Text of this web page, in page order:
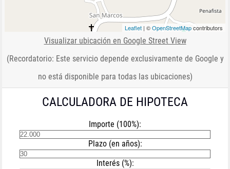
Leaflet | ©OpenStreetMapcontributors
Visualizar ubicación en Google Street View
(Recordatorio: Este servicio depende exclusivamente de Google y
no está disponible para todas las ubicaciones)
CALCULADORA DE HIPOTECA
Importe (100%):
Plazo (en años):
Interés (%):